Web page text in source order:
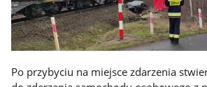
Po przybyciu na miejsce zdarzenia